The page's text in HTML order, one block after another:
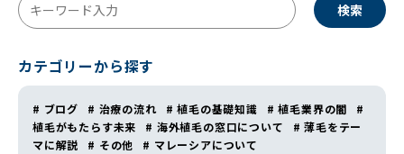
検索
カテゴリーから探す
# ブログ # 治療の流れ # 植毛の基礎知識 # 植毛業界の闇
#
植毛がもたらす未来
# 海外植毛の窓口について
# 薄毛をテー
マに解説
# その他 # マレーシアについて